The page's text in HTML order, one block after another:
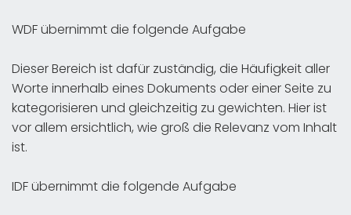
WDF übernimmt die folgende Aufgabe
Dieser Bereich ist dafür zuständig, die Häufigkeit aller
Worte innerhalb eines Dokuments oder einer Seite zu
kategorisieren und gleichzeitig zu gewichten. Hier ist
vor allem ersichtlich, wie groß die Relevanz vom Inhalt
ist.
IDF übernimmt die folgende Aufgabe